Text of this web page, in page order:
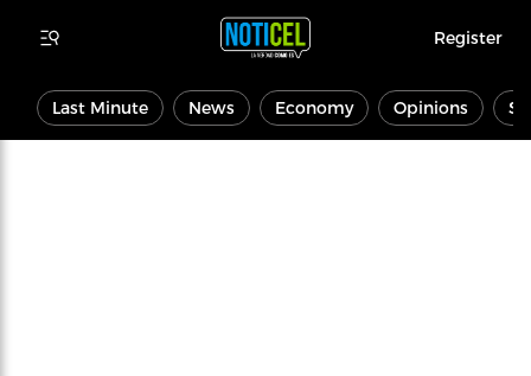
Register
Last Minute News Economy Opinions